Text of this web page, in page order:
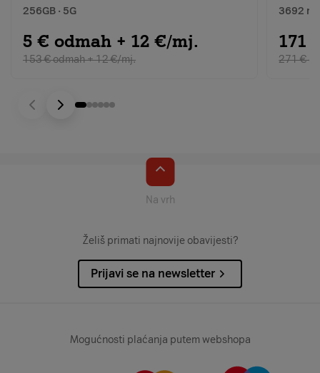
256GB · 5G
5 € odmah + 12 €/mj.
153 € odmah + 12 €/mj.
3692
171
271 €
Na vrh
Želiš primati najnovije obavijesti?
Prijavi se na newsletter
Mogućnosti plaćanja putem webshopa